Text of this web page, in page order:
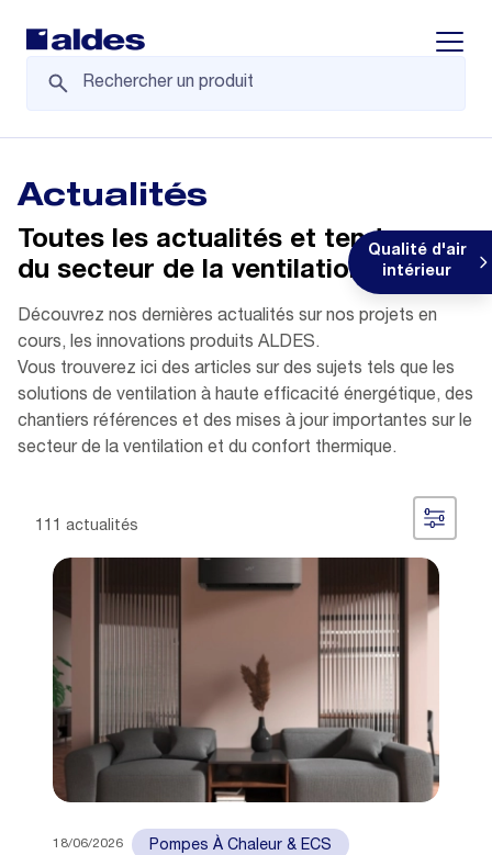
Qualité d'air
intérieur
Actualités
Toutes les actualités et tendances
du secteur de la ventilation
Découvrez nos dernières actualités sur nos projets en
cours, les innovations produits ALDES.
Vous trouverez ici des articles sur des sujets tels que les
solutions de ventilation à haute efficacité énergétique, des
chantiers références et des mises à jour importantes sur le
secteur de la ventilation et du confort thermique.
111 actualités
18/06/2026 Pompes À Chaleur & ECS